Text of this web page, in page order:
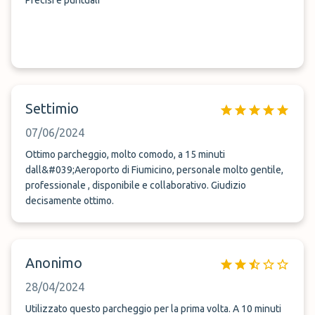
Settimio
07/06/2024
Ottimo parcheggio, molto comodo, a 15 minuti
dall&#039;Aeroporto di Fiumicino, personale molto gentile,
professionale , disponibile e collaborativo. Giudizio
decisamente ottimo.
Anonimo
28/04/2024
Utilizzato questo parcheggio per la prima volta. A 10 minuti